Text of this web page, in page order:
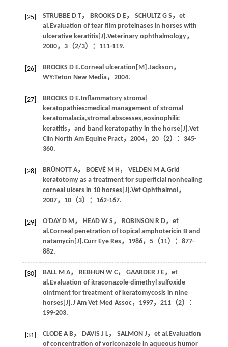
[25] STRUBBE D T， BROOKS D E， SCHULTZ G S ， et
al.Evaluation of tear film proteinases in horses with
ulcerative keratitis[J].Veterinary ophthalmology，
2000， 3（2/3）：111-119.
[26] BROOKS D E.Corneal ulceration [M].Jackson，
WY:Teton New Media， 2004.
[27] BROOKS D E.Inflammatory stromal
keratopathies:medical management of stromal
keratomalacia,stromal abscesses,eosinophilic
keratitis，and band keratopathy in the horse[J].Vet
Clin North Am Equine Pract， 2004， 20（2）：345-
360.
[28] BRÜNOTT A， BOEVÉ M H ， VELDEN M A.Grid
keratotomy as a treatment for superficial nonhealing
corneal ulcers in 10 horses[J].Vet Ophthalmol，
2007， 10（3）：162-167.
[29] O'DAY D M， HEAD W S ， ROBINSON R D， et
al.Corneal penetration of topical amphotericin B and
natamycin[J].Curr Eye Res， 1986， 5（11）：877-
882.
[30] BALL M A， REBHUN W C， GAARDER J E， et
al.Evaluation of itraconazole-dimethyl sulfoxide
ointment for treatment of keratomycosis in nine
horses[J].J Am Vet Med Assoc， 1997， 211（2）：
199-203.
[31] CLODE A B， DAVIS J L， SALMON J ， et al.Evaluation
of concentration of voriconazole in aqueous humor